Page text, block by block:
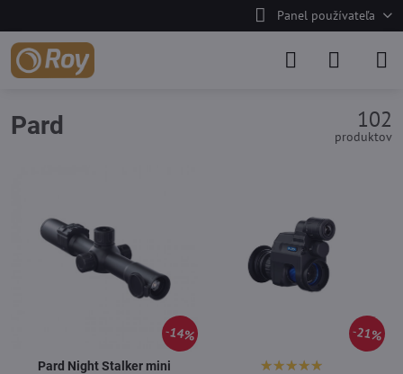
Panel používateľa
Pard 102
produktov
14%
Pard Night Stalker mini
21%